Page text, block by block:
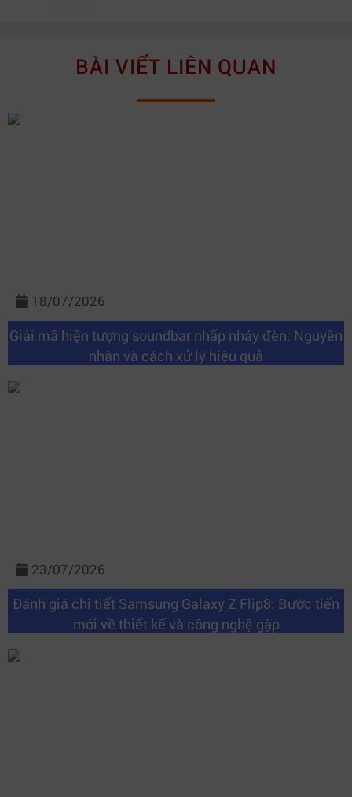
BÀI VIẾT LIÊN QUAN
18/07/2026
Giải mã hiện tượng soundbar nhấp nháy đèn: Nguyên
nhân và cách xử lý hiệu quả
23/07/2026
Đánh giá chi tiết Samsung Galaxy Z Flip8: Bước tiến
mới về thiết kế và công nghệ gập